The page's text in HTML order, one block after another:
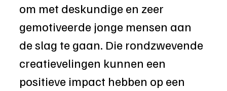
om met deskundige en zeer
gemotiveerde jonge mensen aan
de slag te gaan. Die rondzwevende
creatievelingen kunnen een
positieve impact hebben op een